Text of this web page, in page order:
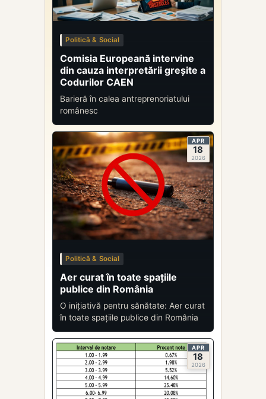
Politică & Social
Comisia Europeană intervine
din cauza interpretării greșite a
Codurilor CAEN
Barieră în calea antreprenoriatului
românesc
APR
18
2026
Politică & Social
Aer curat în toate spațiile
publice din România
O inițiativă pentru sănătate: Aer curat
în toate spațiile publice din România
APR
18
2026